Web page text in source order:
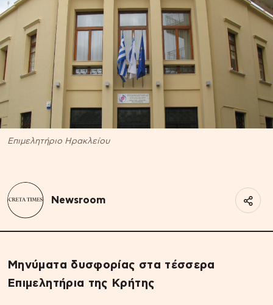
Επιμελητήριο Ηρακλείου
Newsroom
Μηνύματα δυσφορίας στα τέσσερα
Επιμελητήρια της Κρήτης